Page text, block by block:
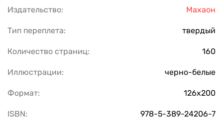
Издательство: Махаон
Тип переплета: твердый
Количество страниц: 160
Иллюстрации: черно-белые
Формат: 126х200
ISBN: 978-5-389-24206-7